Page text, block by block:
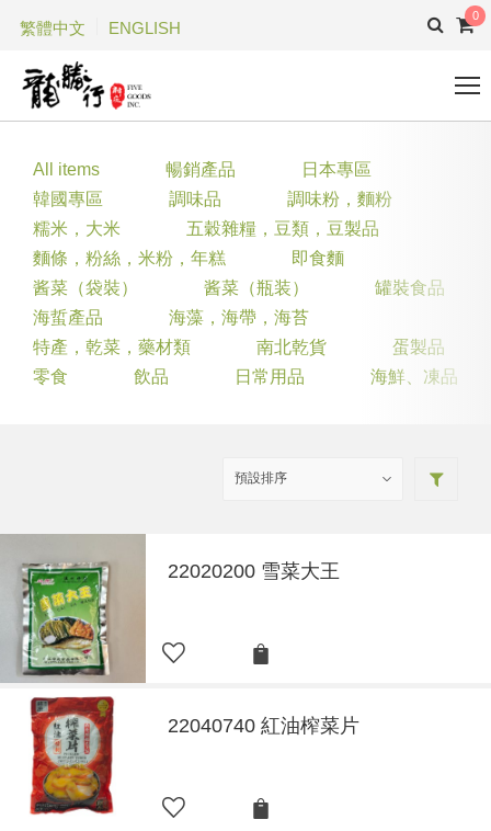
繁體中文 ENGLISH
0
All items 暢銷產品
日本專區
韓國專區
調味品
調味粉，麵粉
糯米，大米
五穀雜糧，豆類，豆製品
麵條，粉絲，米粉，年糕
即食麵
酱菜（袋裝）
酱菜（瓶装）
罐裝食品
海蜇產品
海藻，海帶，海苔
特產，乾菜，藥材類
南北乾貨
蛋製品
零食
飲品 日常用品 海鮮、凍品
22020200 雪菜大王
22040740 紅油榨菜片